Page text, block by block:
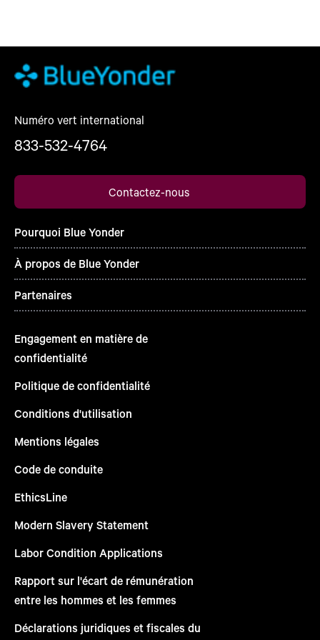
Numéro vert international
833-532-4764
Contactez-nous
Pourquoi Blue Yonder
À propos de Blue Yonder
Partenaires
Engagement en matière de
confidentialité
Politique de confidentialité
Conditions d'utilisation
Mentions légales
Code de conduite
EthicsLine
Modern Slavery Statement
Labor Condition Applications
Rapport sur l'écart de rémunération
entre les hommes et les femmes
Déclarations juridiques et fiscales du